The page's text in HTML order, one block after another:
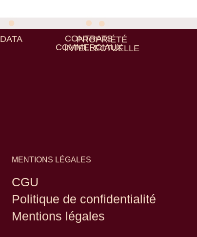
CONTRATS
COMMERCIAUX
DATA
PROPRIÉTÉ
INTELLECTUELLE
MENTIONS LÉGALES
CGU
Politique de confidentialité
Mentions légales